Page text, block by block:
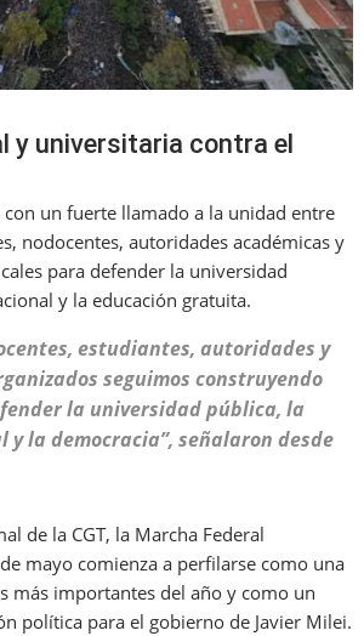
y universitaria contra el
un fuerte llamado a la unidad entre
nodocentes, autoridades académicas y
para defender la universidad
y la educación gratuita.
estudiantes, autoridades y
seguimos construyendo
la universidad pública, la
y la democracia”, señalaron desde
de la CGT, la Marcha Federal
mayo comienza a perfilarse como una
más importantes del año y como un
política para el gobierno de Javier Milei.